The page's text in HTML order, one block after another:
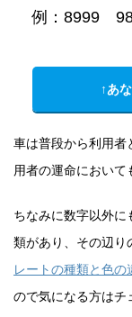
例：8999
↑あ
車は普段から利用者
用者の運命において
ちなみに数字以外
類があり、その辺り
レートの種類と色の
ので気になる方はチ